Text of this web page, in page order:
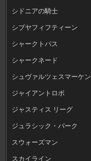
シドニアの騎士
シブヤフィフティーン
シャークトパス
シャークネード
シュヴァルツェスマーケン
ジャイアントロボ
ジャスティス リーグ
ジュラシック・パーク
スウォーズマン
スカイライン